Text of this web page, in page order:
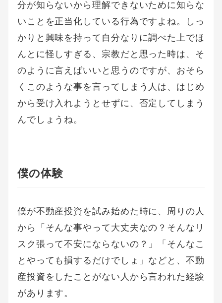
分が知らないから理解できないために知らな
いことを正当化している行為ですよね。しっ
かりと興味を持って自分なりに調べた上でほ
んとに怪しすぎる、宗教だと思った時は、そ
のように言えばいいと思うのですが、おそら
くこのような事を言ってしまう人は、はじめ
から受け入れようとせずに、否定してしまう
んでしょうね。
僕の体験
僕が不動産投資を試み始めた時に、周りの人
から「そんな事やって大丈夫なの？そんなリ
スク張って不安にならないの？」「そんなこ
とやっても損するだけでしょ」などと、不動
産投資をしたことがない人から言われた経験
があります。